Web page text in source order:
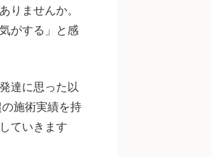
ませんか。
がする」と感
達に思った以
施術実績を持
ていきます